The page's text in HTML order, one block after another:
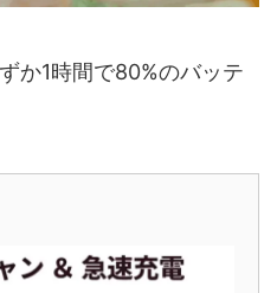
か1時間で80%のバッテ